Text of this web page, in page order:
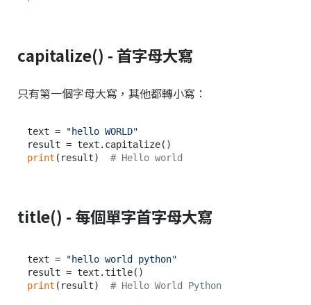
capitalize() - 首字母大寫
只有第一個字母大寫，其他都轉小寫：
text =
"hello WORLD"
print (result) # Hello world
title() - 每個單字首字母大寫
text =
"hello world python"
print (result) # Hello World Python